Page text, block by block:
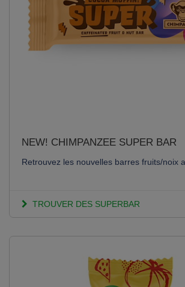
NEW! CHIMPANZEE SUPER BAR
Retrouvez les nouvelles barres fruits/noix
TROUVER DES SUPERBAR